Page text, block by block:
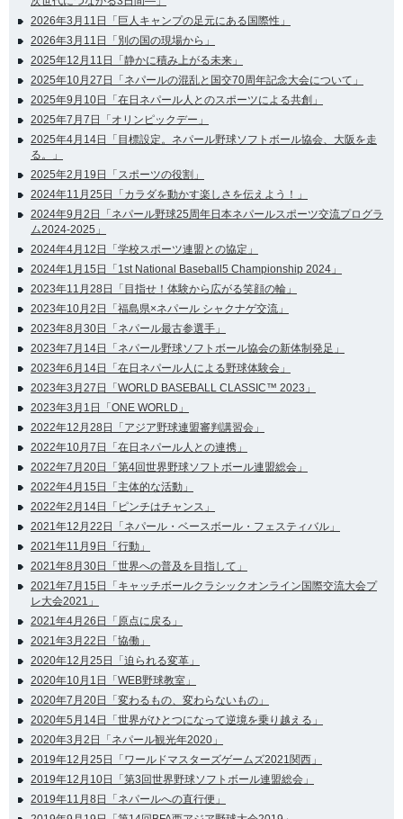
2026年3月11日「巨人キャンプの足元にある国際性」
2026年3月11日「別の国の現場から」
2025年12月11日「静かに積み上がる未来」
2025年10月27日「ネパールの混乱と国交70周年記念大会について」
2025年9月10日「在日ネパール人とのスポーツによる共創」
2025年7月7日「オリンピックデー」
2025年4月14日「目標設定。ネパール野球ソフトボール協会、大阪を走
る。」
2025年2月19日「スポーツの役割」
2024年11月25日「カラダを動かす楽しさを伝えよう！」
2024年9月2日「ネパール野球25周年日本ネパールスポーツ交流プログラ
ム2024-2025」
2024年4月12日「学校スポーツ連盟との協定」
2024年1月15日「1st National Baseball5 Championship 2024」
2023年11月28日「目指せ！体験から広がる笑顔の輪」
2023年10月2日「福島県×ネパール シャクナゲ交流」
2023年8月30日「ネパール最古参選手」
2023年7月14日「ネパール野球ソフトボール協会の新体制発足」
2023年6月14日「在日ネパール人による野球体験会」
2023年3月27日「WORLD BASEBALL CLASSIC™ 2023」
2023年3月1日「ONE WORLD」
2022年12月28日「アジア野球連盟審判講習会」
2022年10月7日「在日ネパール人との連携」
2022年7月20日「第4回世界野球ソフトボール連盟総会」
2022年4月15日「主体的な活動」
2022年2月14日「ピンチはチャンス」
2021年12月22日「ネパール・ベースボール・フェスティバル」
2021年11月9日「行動」
2021年8月30日「世界への普及を目指して」
2021年7月15日「キャッチボールクラシックオンライン国際交流大会プ
レ大会2021」
2021年4月26日「原点に戻る」
2021年3月22日「協働」
2020年12月25日「迫られる変革」
2020年10月1日「WEB野球教室」
2020年7月20日「変わるもの、変わらないもの」
2020年5月14日「世界がひとつになって逆境を乗り越える」
2020年3月2日「ネパール観光年2020」
2019年12月25日「ワールドマスターズゲームズ2021関西」
2019年12月10日「第3回世界野球ソフトボール連盟総会」
2019年11月8日「ネパールへの直行便」